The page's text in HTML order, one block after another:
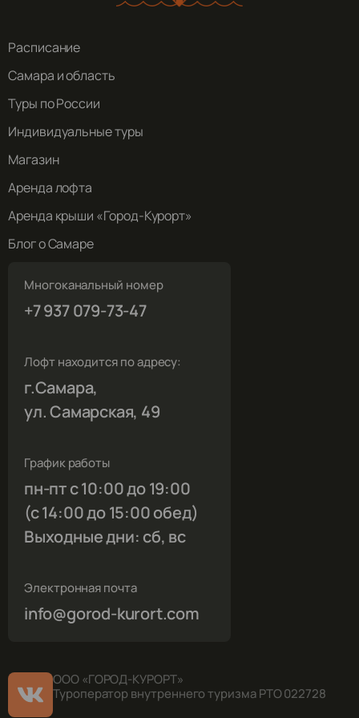
Расписание
Самара и область
Туры по России
Индивидуальные туры
Магазин
Аренда лофта
Аренда крыши «Город-Курорт»
Блог о Самаре
Многоканальный номер
+7 937 079-73-47
Лофт находится по адресу:
г.Самара,
ул. Самарская, 49
График работы
пн-пт с 10:00 до 19:00
(с 14:00 до 15:00 обед)
Выходные дни: сб, вс
Электронная почта
info@gorod-kurort.com
ООО «ГОРОД-КУРОРТ»
Туроператор внутреннего туризма РТО 022728